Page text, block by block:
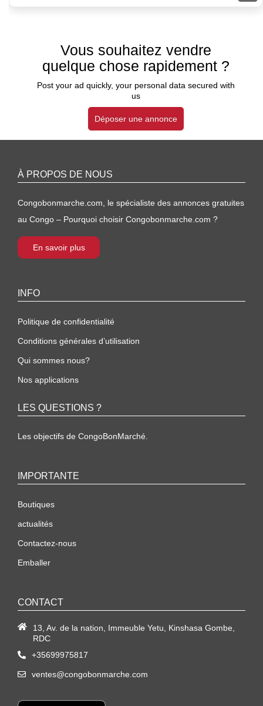
Vous souhaitez vendre
quelque chose rapidement ?
Post your ad quickly, your personal data secured with
us
Déposer une annonce
À PROPOS DE NOUS
Congobonmarche.com, le spécialiste des annonces gratuites
au Congo – Pourquoi choisir Congobonmarche.com ?
En savoir plus
INFO
Politique de confidentialité
Conditions générales d’utilisation
Qui sommes nous?
Nos applications
LES QUESTIONS ?
Les objectifs de CongoBonMarché.
IMPORTANTE
Boutiques
actualités
Contactez-nous
Emballer
CONTACT
13, Av. de la nation, Immeuble Yetu, Kinshasa Gombe,
RDC
+35699975817
ventes@congobonmarche.com